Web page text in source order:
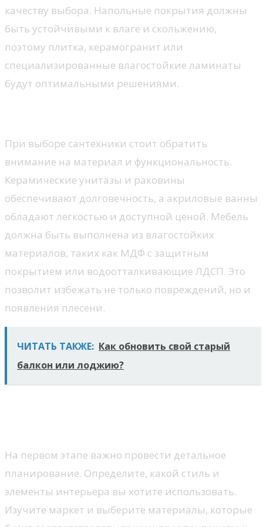
качеству выбора. Напольные покрытия должны
быть устойчивыми к влаге и скольжению,
поэтому плитка, керамогранит или
специализированные влагостойкие ламинаты
будут оптимальными решениями.
При выборе сантехники стоит обратить
внимание на материал и функциональность.
Керамические унитазы и раковины
обеспечивают долговечность, а акриловые ванны
обладают легкостью и доступной ценой. Мебель
должна быть выполнена из влагостойких
материалов, таких как МДФ с защитным
покрытием или водоотталкивающие ЛДСП. Это
позволит избежать не только повреждений, но и
появления плесени.
ЧИТАТЬ ТАКЖЕ: Как обновить свой старый
балкон или лоджию?
На первом этапе важно провести детальное
планирование. Определите, какой стиль и
элементы интерьера вы хотите использовать.
Изучите маркет и выберите материалы, которые